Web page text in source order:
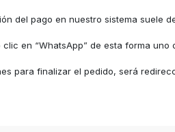
del pago en nuestro sistema suele
en “WhatsApp” de esta forma uno
para finalizar el pedido, será